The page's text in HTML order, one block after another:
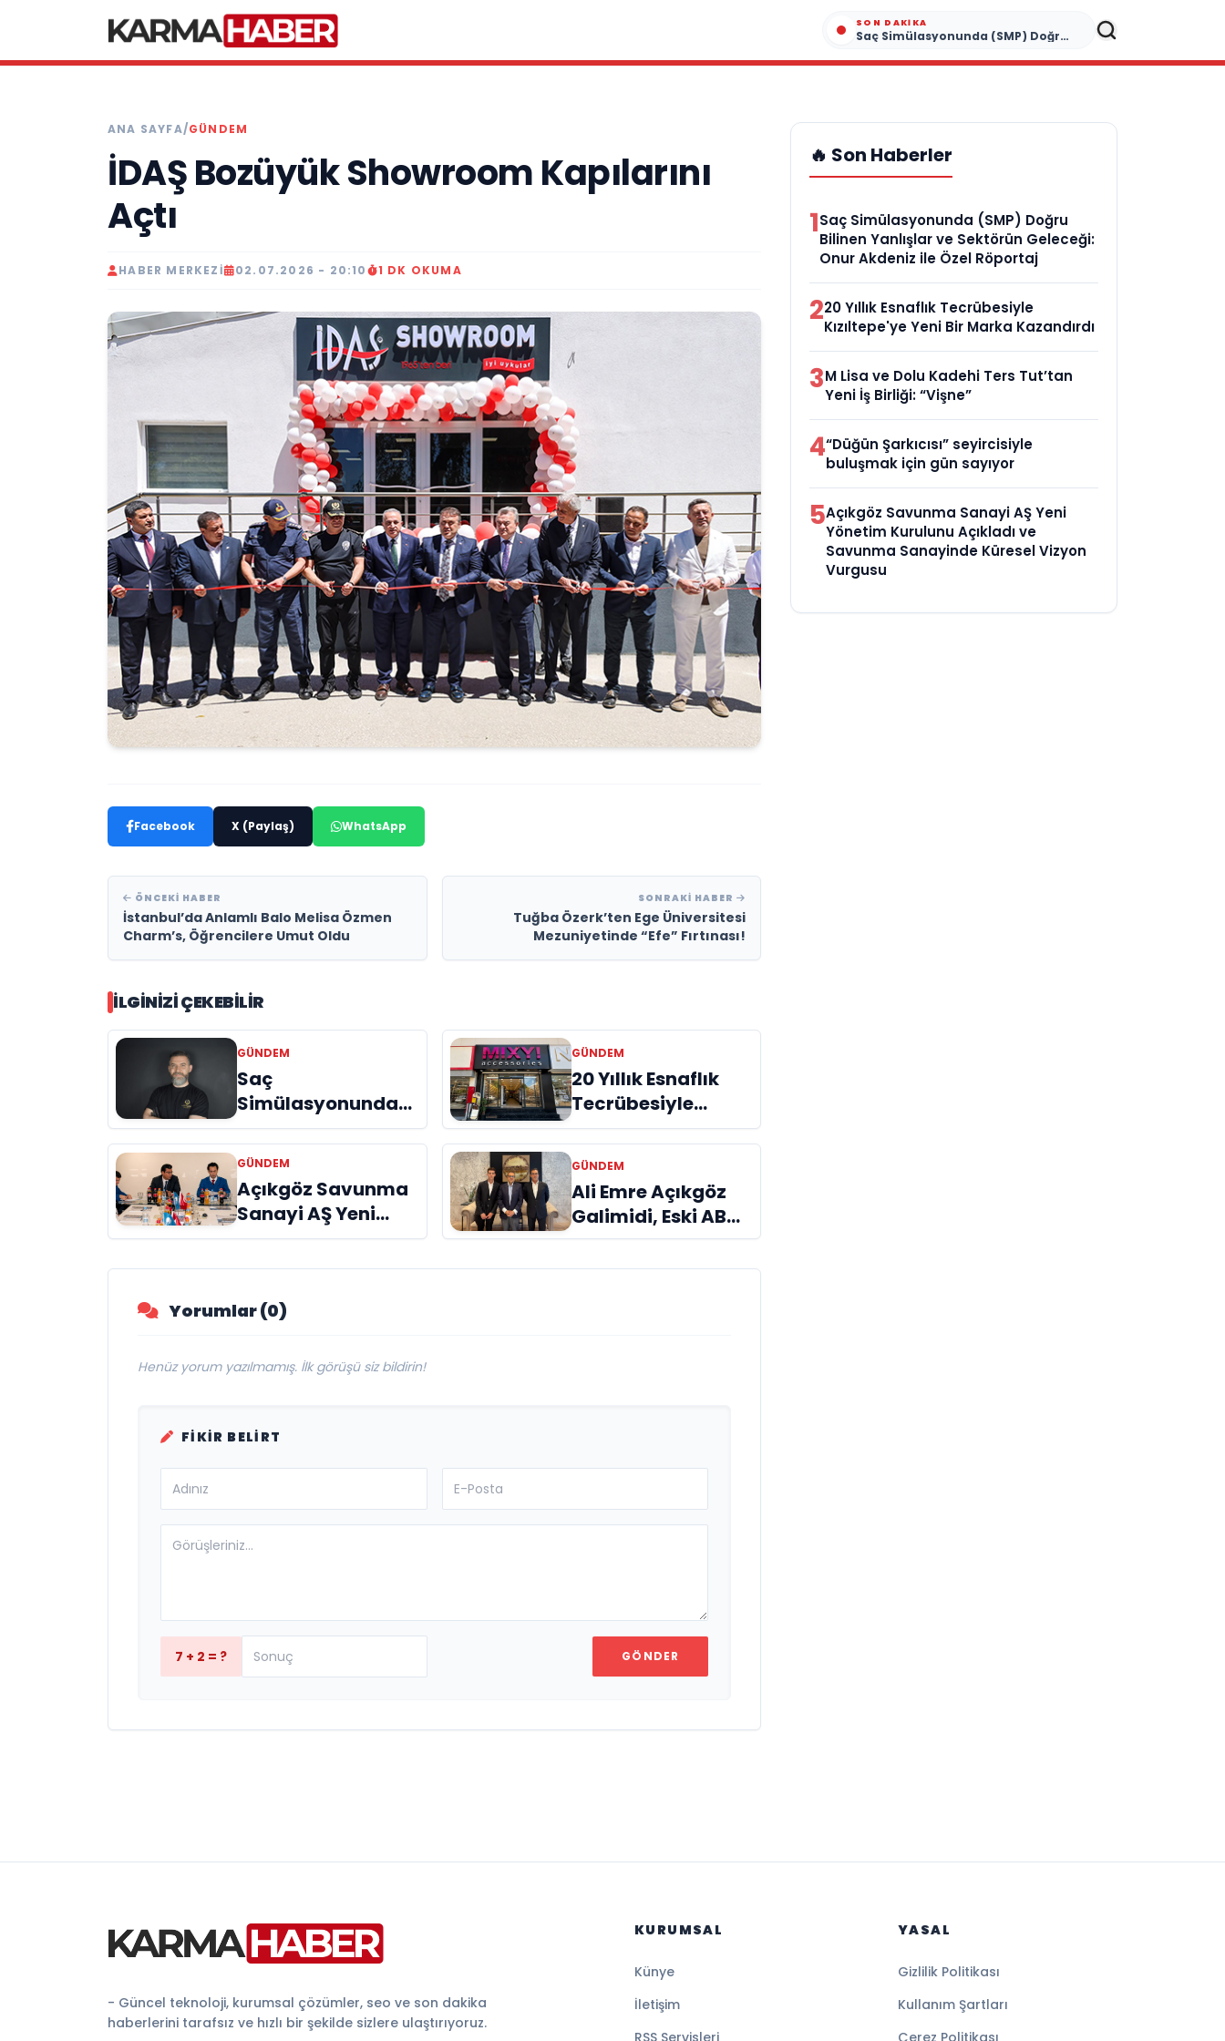
SON DAKIKA
Saç Simülasyonunda (SMP) Doğru Bilinen Yanlışlar ve Sektörün Geleceği: Onur Akdeniz ile Özel Röportaj
ANA SAYFA/GÜNDEM
İDAŞ Bozüyük Showroom Kapılarını
Açtı
HABER MERKEZI 02.07.2026 - 20:10 1 DK OKUMA
Facebook X (Paylaş) WhatsApp
ÖNCEKI HABER
İstanbul’da Anlamlı Balo Melisa Özmen
Charm’s, Öğrencilere Umut Oldu
SONRAKI HABER
Tuğba Özerk’ten Ege Üniversitesi
Mezuniyetinde “Efe” Fırtınası!
İLGINIZI ÇEKEBILIR
GÜNDEM
Saç
Simülasyonunda
(SMP) Doğru
Bilinen Yanlışlar ve
Sektörün Geleceği:
Onur Akdeniz ile
Özel Röportaj
GÜNDEM
20 Yıllık Esnaflık
Tecrübesiyle
Kızıltepe'ye Yeni
Bir Marka
Kazandırdı
GÜNDEM
Açıkgöz Savunma
Sanayi AŞ Yeni
Yönetim Kurulunu
Açıkladı ve
Sanayinde Küresel
GÜNDEM
Ali Emre Açıkgöz
Galimidi, Eski AB
Bakanı ve
Büyükelçi Egemen
Yorumlar (0)
Henüz yorum yazılmamış. İlk görüşü siz bildirin!
FIKIR BELIRT
7 + 2 = ? GÖNDER
🔥 Son Haberler
1Saç Simülasyonunda (SMP) Doğru
Bilinen Yanlışlar ve Sektörün Geleceği:
Onur Akdeniz ile Özel Röportaj
220 Yıllık Esnaflık Tecrübesiyle
Kızıltepe'ye Yeni Bir Marka Kazandırdı
3M Lisa ve Dolu Kadehi Ters Tut’tan
Yeni İş Birliği: “Vişne”
4“Düğün Şarkıcısı” seyircisiyle
buluşmak için gün sayıyor
5Açıkgöz Savunma Sanayi AŞ Yeni
Yönetim Kurulunu Açıkladı ve
Savunma Sanayinde Küresel Vizyon
Vurgusu
- Güncel teknoloji, kurumsal çözümler, seo ve son dakika
haberlerini tarafsız ve hızlı bir şekilde sizlere ulaştırıyoruz.
KURUMSAL
Künye
İletişim
YASAL
Gizlilik Politikası
Kullanım Şartları